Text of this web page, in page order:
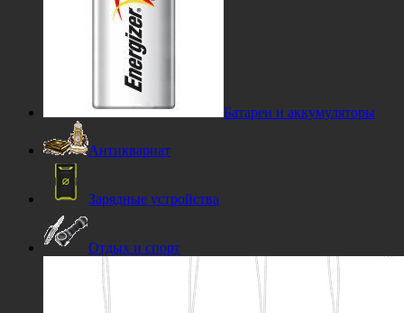
Батареи и аккумуляторы
Антиквариат
Зарядные устройства
Отдых и спорт